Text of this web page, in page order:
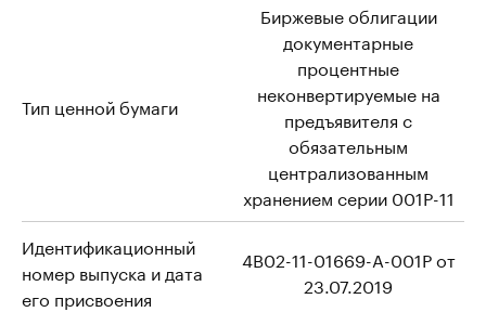
Тип ценной бумаги
Биржевые облигации
документарные
процентные
неконвертируемые на
предъявителя с
обязательным
централизованным
хранением серии 001Р-11
Идентификационный
номер выпуска и дата
его присвоения
4B02-11-01669-A-001P от
23.07.2019